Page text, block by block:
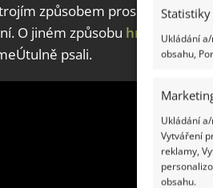
Statistiky
Ukládání
obsahu,
Ukládání
Vytváření
reklamy,
obsahu.
způsobem prospívá: zbavíte
O jiném způsobu hnojení, a to
psali.